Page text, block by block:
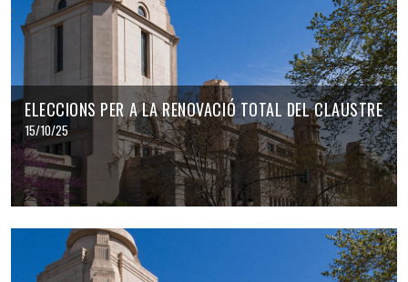
ELECCIONS PER A LA RENOVACIÓ TOTAL DEL CLAUSTRE
15/10/25